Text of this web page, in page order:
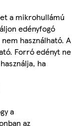
a mikrohullámú
edényfogó
használható. A
Forró edényt ne
ha
a
az